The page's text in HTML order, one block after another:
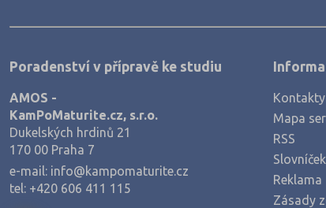
Poradenství v přípravě ke studiu
AMOS -
KamPoMaturite.cz, s.r.o.
Dukelských hrdinů 21
170 00 Praha 7
e-mail: info@kampomaturite.cz
tel: +420 606 411 115
Kontakty
Mapa
RSS
Reklama
Zásady